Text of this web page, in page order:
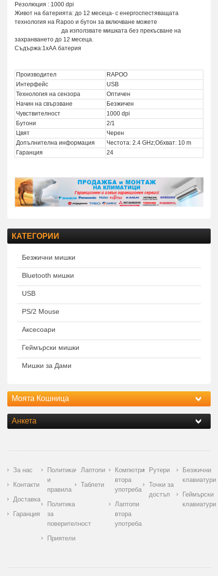
Рeзолюция : 1000 dpi
Живот на батерията: до 12 месеца- с енергоспестяващата
технология на Rapoo и бутон за включване можете
да използвате мишката без прекъсване на
захранването до 12 месеца.
Съдържа:1хАА батерия
Производител
RAPOO
Интерфейс
USB
Технология на сензора
Оптичен
Начин на свързване
Безжичен
Чувствителност
1000 dpi
Бутони
2/1
Цвят
Черен
Допълнителна информация
Честота: 2.4 GHz;Обхват: 10 m
Гаранция
24
КАТЕГОРИИ
Безжични мишки
Bluetooth мишки
USB
PS/2 Mouse
Аксесоари
Геймърски мишки
Мишки за Дами
Моята Кошница
Анкета
За нас
Контакти
Доставка
Гаранция
Политика
и
правила
Политика
за
поверителност
Приятели
Лаптопи
Таблети
Компютри
втора
употреба
Лаптопи
втора
употреба
Рутери
Точки за
достъп
Безжични
клавиатури
Геймърски
клавиатури